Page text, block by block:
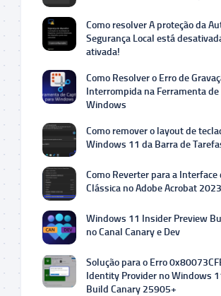
Como resolver A proteção da
Segurança Local está
ativada!
Como Resolver o Erro de
Interrompida na Ferramenta de
Windows
Como remover o layout de
Windows 11 da Barra de
Como Reverter para a Interface
Clássica no Adobe Acrobat 2023
Windows 11 Insider Preview
no Canal Canary e Dev
Solução para o Erro
Identity Provider no Windows
Build Canary 25905+